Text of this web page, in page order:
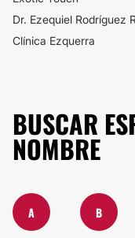
Dr. Ezequiel Rodrí­guez
Clínica Ezquerra
BUSCAR
NOMBRE
A B